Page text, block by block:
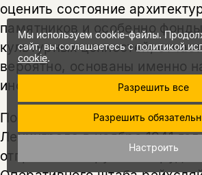
оценить состояние
памятников и особенно
культурных ценностей;
вероятно, основаны именно
информации.
После осмотра пригородных
Ленинграда в ноябре 1941
отправилась группа
Мы используем cookie-файлы.
сайт, вы соглашаетесь сполитикой
cookie.
Разрешить все
Разрешить
Настроить